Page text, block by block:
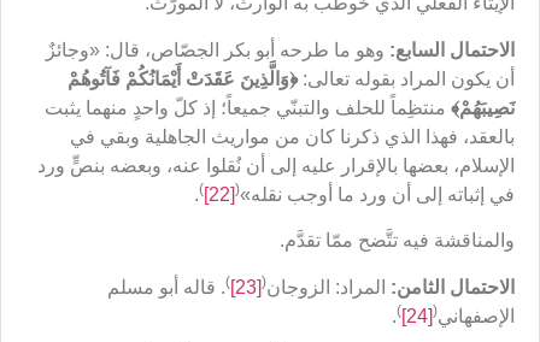
الاحتمال السابع: وهو ما طرحه أبو بكر الجصّاص، قال: «وجائزٌ
أن يكون المراد بقوله تعالى:﴿وَالَّذِينَ عَقَدَتْ أَيْمَانُكُمْ فَآتُوهُمْ
نَصِيبَهُمْ﴾ منتظِماً للحلف والتبنّي جميعاً؛ إذ كلّ واحدٍ منهما يثبت
بالعقد، فهذا الذي ذكرنا كان من مواريث الجاهلية وبقي في
الإسلام، بعضها بالإقرار عليه إلى أن نُقلوا عنه، وبعضه بنصٍّ ورد
في إثباته إلى أن ورد ما أوجب نقله»(
[22]
)
.
والمناقشة فيه تتَّضح ممّا تقدَّم.
الاحتمال الثامن: المراد: الزوجان(
[23]
). قاله أبو مسلم
الإصفهاني(
[24]
)
.